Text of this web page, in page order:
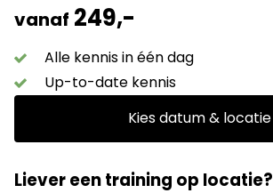
vanaf 249,-
Alle kennis in één dag
Up-to-date kennis
Kies datum & locatie
Liever een training op locatie?